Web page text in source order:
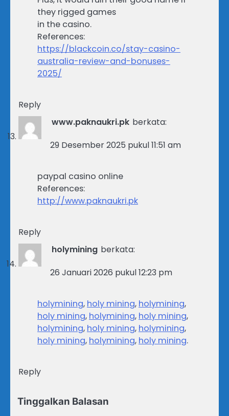
they rigged games
in the casino.
References:
https://blackcoin.co/stay-casino-
australia-review-and-bonuses-
2025/
Reply
www.paknaukri.pk berkata:
29 Desember 2025 pukul 11:51 am
paypal casino online
References:
http://www.paknaukri.pk
Reply
holymining berkata:
26 Januari 2026 pukul 12:23 pm
holymining, holy mining, holymining,
holy mining, holymining, holy mining,
holymining, holy mining, holymining,
holy mining, holymining, holy mining.
Reply
Tinggalkan Balasan